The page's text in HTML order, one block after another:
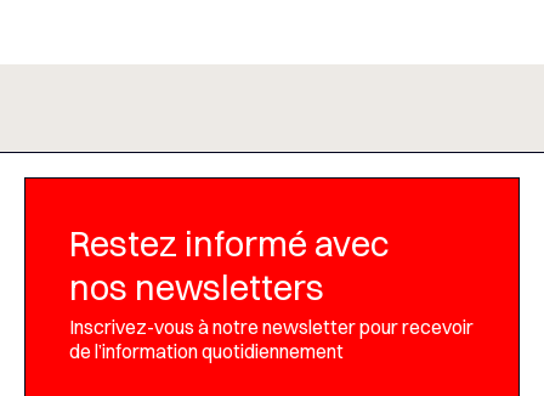
Restez informé avec
nos newsletters
Inscrivez-vous à notre newsletter pour recevoir
de l’information quotidiennement